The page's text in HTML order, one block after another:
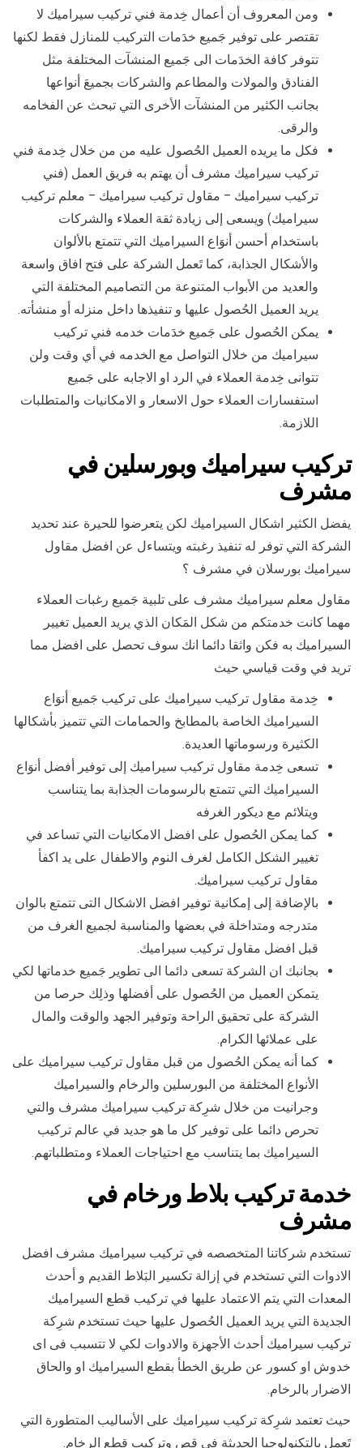
ومن المعروف أن أعمال خِدمة فني تركيب سيراميك لا
تقتصر على توفير جَميع خدَمات التركيب للمنازل فقط لكنها
تتوفر كافة الخدَمات الى جَميع المنشآت المختلفة مثل
الفنادق والمولات والمطاعم والشركات بجميعَ أنواعها
بجانب الكثير من المنشآت الأخرى التي تبحث عن الفخامه
والرقى.
فكل ما يريده العميل الحُصول عليه من من خلال خِدمة فني
تركيب سيراميك مشرف أن يهتم به فريق العمل (فني
تركيب سيراميك – مقاول تركيب سيراميك – معلم تركيب
سيراميك) ويسعى إلى زيادة ثقة العملاء والشركات
باستخدام أحسن أنوَاع السيراميك التي تتمتع بالألوان
والأشكال الجذابة، كما تَعمل الشركة على فتح افاق واسعة
والعديد من الأبواب المتنوعة من التصاميم المختلفة التي
يريد العميل الحُصول عليها و تنفيذها داخل منزله أو منشأته.
يمكن الحُصول على جَميع خدَمات خدمه فني تركيب
سيراميك من خلال التواصل مع الخدمه في أي وقت ولن
تتوانى خِدمة العملاء في الرد او الاجابه على جَميع
استفسارات العملاء حول الاسعار و الامكانيات والمتطلبات
اللازمة.
تركيب سيراميك وبورسلين في
مشرف
يفضل الكثير اشكال السيراميك لكن يتعرضوا للحيرة عند تحديد
الشركة التي توفر له تنفيذ رغبته ويتساءل عن افضل مقاول
سيراميك بورسلان في مشرف ؟
مقاول معلم سيراميك مشرف على تلبية جَميع رغبات العملاء
مهما كانت خدمتكم من شكل المَكان الذي يريد العميل تغيير
السيراميك به فكن واثقا دائما انك سوف تحصل على افضل مما
تريد في وقت قياسي حيث
خِدمة مقاول تركيب سيراميك على تركيب جَميع أنوَاع
السيراميك الخاصة بالمطابخ والحمامات التي تتميز بأشكالها
الكثيرة ورسوماتها العديدة.
تسعى خِدمة مقاول تركيب سيراميك إلى توفير أفضل أنوَاع
السيراميك التي تتمتع بالرسومات الجذابة بما يتناسب
ويتلائم مع ديكور الغرفه
كما يمكن الحُصول على افضل الامكانيات التي تساعد في
تغيير الشكل الكامل لغرف النوم والاطفال على يد اكفأ
مقاول تركيب سيراميك.
بالإضافة إلى إمكانية توفير افضل الاشكال التى تتمتع بالوان
متدرجه ومتداخلة في بعضها والمناسبة لجميع الغرف من
قبل افضل مقاول تركيب سيراميك.
بجانبك ان الشركة تسعى دائما الى تطوير جَميع خدماتها لكي
يتمكن العميل من الحُصول على أفضلها وذلِك حرصا من
الشركة على تحقيق الراحة وتوفير الجهد والوقت والمال
على عملائها الكرام.
كما أنه يمكن الحُصول من قبل مقاول تركيب سيراميك على
الأنواع المختلفة من البورسلين والرخام والسيراميك
وجرانيت من خلال شرِكة تركيب سيراميك مشرف والتي
تحرص دائما على توفير كل ما هو جديد في عالم تركيب
السيراميك بما يتناسب مع احتياجات العملاء ومتطلباتهم.
خدمة تركيب بلاط ورخام في
مشرف
تستخدم شركاتنا المتخصصه في تركيب سيراميك مشرف افضل
الادوات التي تستخدم في إزالة تكسير البَلاط القديم و أحدث
المعدات التي يتم الاعتماد عليها في تركيب قطع السيراميك
الجديدة التي يريد العميل الحُصول عليها حيث تستخدم شرِكة
تركيب سيراميك أحدث الأجهزة والادوات لكي لا تتسبب فى اى
خدوش او كسور عن طريق الخطأ بقطع السيراميك او والحاق
الاضرار بالرخام.
حيث تعتمد شرِكة تركيب سيراميك على الأساليب المتطورة التي
تَعمل بالتكنولوجيا الحديثة في قص وتركيب قطع الرخام.